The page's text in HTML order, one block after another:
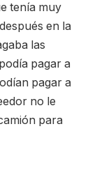
tenía muy
en la
las
pagar a
pagar a
no le
para